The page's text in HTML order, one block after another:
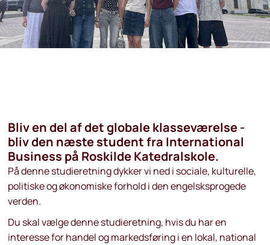
Bliv en del af det globale klasseværelse -
bliv den næste student fra International
Business på Roskilde Katedralskole.
På denne studieretning dykker vi ned i sociale, kulturelle,
politiske og økonomiske forhold i den engelsksprogede
verden.
Du skal vælge denne studieretning, hvis du har en
interesse for handel og markedsføring i en lokal, national